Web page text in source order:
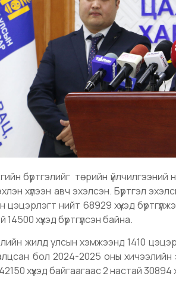
бүртгэлийг төрийн
хүлээн авч эхэлсэн. Бүртгэл
нийт 68929 хүүхэд
хүүхэд бүртгүүлсэн байна.
жилд улсын хэмжээнд 1410
бол 2024-2025 оны
хүүхэд байгаагаас 2 настай 30894